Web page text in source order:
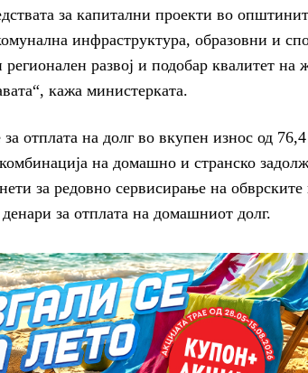
за капитални проекти во
инфраструктура, образовни и
развој и подобар квалитет на
кажа министерката.
отплата на долг во вкупен износ од
на домашно и странско
за редовно сервисирање на обврските
за отплата на домашниот долг.